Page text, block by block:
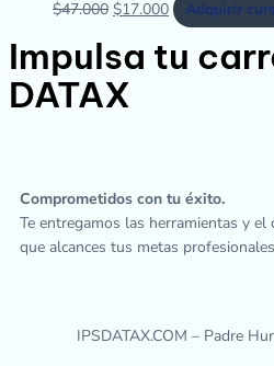
$47.000 $17.000 Adquirir
Impulsa tu
DATAX
Comprometidos con tu éxito.
Te entregamos las herramientas y el
que alcances tus metas
IPSDATAX.COM – Padre